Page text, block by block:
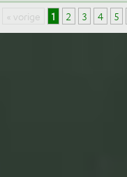
« vorige 1 2 3 4 5